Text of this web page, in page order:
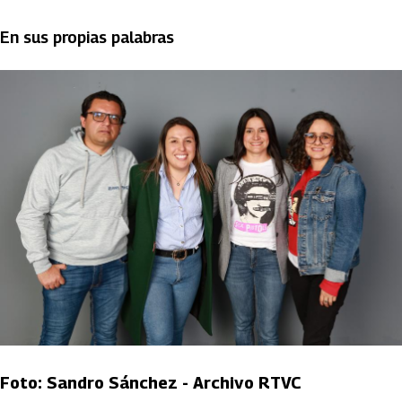
En sus propias palabras
Foto: Sandro Sánchez - Archivo RTVC